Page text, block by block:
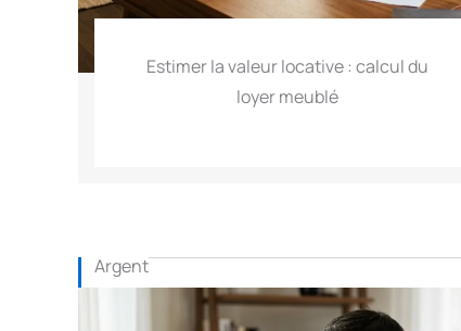
Estimer la valeur locative : calcul du
loyer meublé
Argent